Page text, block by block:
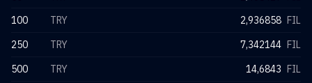
100
TRY 2,936858 FIL
250
TRY 7,342144 FIL
500
TRY 14,6843 FIL